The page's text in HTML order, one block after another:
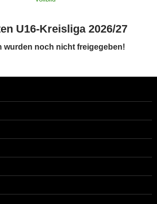
U16-Kreisliga 2026/27
wurden noch nicht freigegeben!